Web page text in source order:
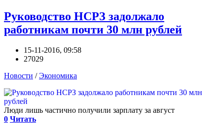
Руководство НСРЗ задолжало
работникам почти 30 млн рублей
15-11-2016, 09:58
27029
Новости /Экономика
Люди лишь частично получили зарплату за август
0 Читать